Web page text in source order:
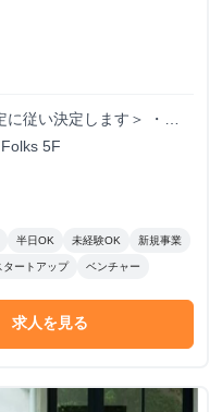
従い決定します＞ ・時
て有 5F
半日OK 未経験OK 新規事業
タートアップ ベンチャー
求人を見る